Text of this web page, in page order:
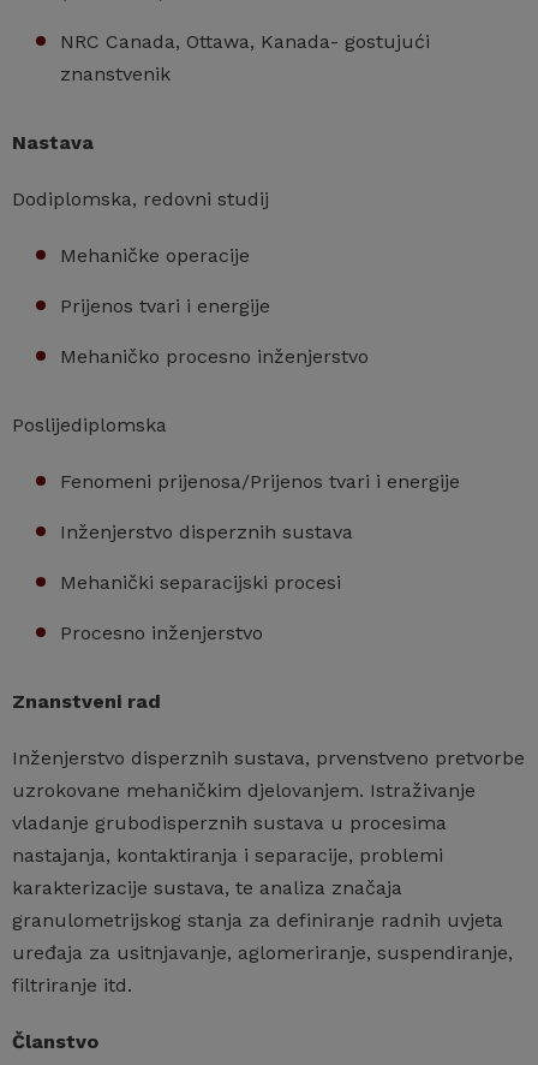
NRC Canada, Ottawa, Kanada- gostujući
znanstvenik
Nastava
Dodiplomska, redovni studij
Mehaničke operacije
Prijenos tvari i energije
Mehaničko procesno inženjerstvo
Poslijediplomska
Fenomeni prijenosa/Prijenos tvari i energije
Inženjerstvo disperznih sustava
Mehanički separacijski procesi
Procesno inženjerstvo
Znanstveni rad
Inženjerstvo disperznih sustava, prvenstveno pretvorbe
uzrokovane mehaničkim djelovanjem. Istraživanje
vladanje grubodisperznih sustava u procesima
nastajanja, kontaktiranja i separacije, problemi
karakterizacije sustava, te analiza značaja
granulometrijskog stanja za definiranje radnih uvjeta
uređaja za usitnjavanje, aglomeriranje, suspendiranje,
filtriranje itd.
Članstvo